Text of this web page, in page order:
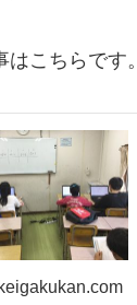
こちらです。